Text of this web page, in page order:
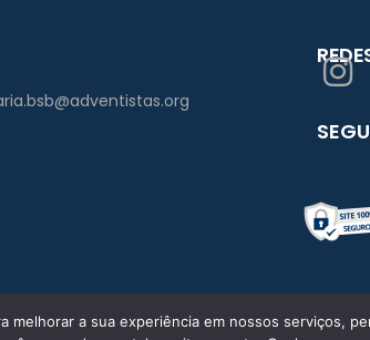
melhorar a sua experiência em nossos serviços,